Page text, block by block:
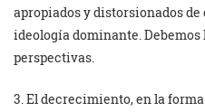
apropiados y distorsionados
ideología dominante.
perspectivas.
3. El decrecimiento, en la